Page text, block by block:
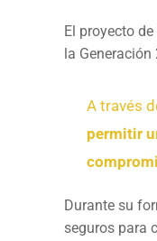
El proyecto
la Generación
A través
permitir
Durante su
seguros para